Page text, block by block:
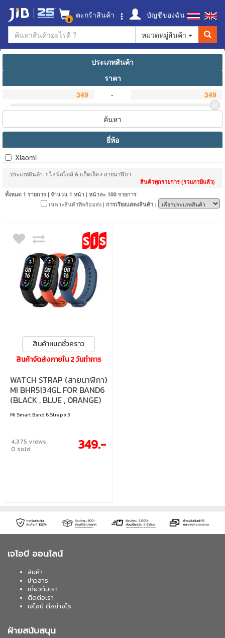
0 ตะกร้าสินค้า
บัญชีของฉัน
หมวดหมู่สินค้า
ประเภทสินค้า
ราคา
-
ค้นหา
ยี่ห้อ
Xiaomi
ประเภทสินค้า ไลฟ์สไตล์ & แก็ดเจ็ต สายนาฬิกา
สินค้าทุกรายการ (รวมภาษีแล้ว)
ทั้งหมด 1 รายการ | จำนวน 1 หน้า | หน้าละ 100 รายการ
เฉพาะสินค้าที่พร้อมส่ง | การเรียงแสดงสินค้า :
สินค้าหมดชั่วคราว
สินค้าจัดส่งภายใน 2 วันทำการ
WATCH STRAP (สายนาฬิกา)
MI BHR5134GL FOR BAND6
(BLACK , BLUE , ORANGE)
Mi Smart Band 6 Strap x 3
4,375 views
0 sold 349.-
เจไอบี ออนไลน์
สินค้า
ข่าวสาร
เกี่ยวกับเรา
ติดต่อเรา
เจไอบี ดีอย่างไร
ฝ่ายสนับสนุน